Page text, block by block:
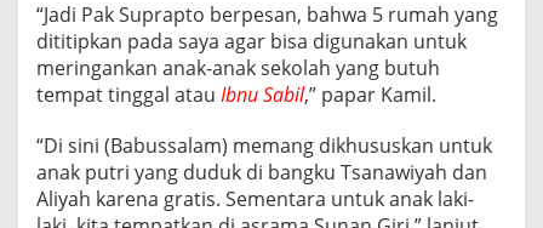
T
I
H
D
R
I
P
“Jadi Pak Suprapto berpesan, bahwa 5 rumah yang
dititipkan pada saya agar bisa digunakan untuk
meringankan anak-anak sekolah yang butuh
tempat tinggal atau Ibnu Sabil,” papar Kamil.
“Di sini (Babussalam) memang dikhususkan untuk
anak putri yang duduk di bangku Tsanawiyah dan
Aliyah karena gratis. Sementara untuk anak laki-